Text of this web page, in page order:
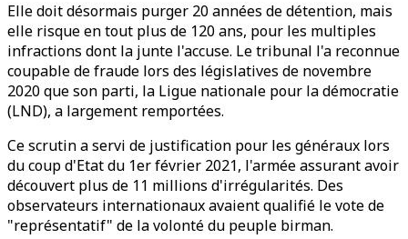
Elle doit désormais purger 20 années de détention, mais
elle risque en tout plus de 120 ans, pour les multiples
infractions dont la junte l'accuse. Le tribunal l'a reconnue
coupable de fraude lors des législatives de novembre
2020 que son parti, la Ligue nationale pour la démocratie
(LND), a largement remportées.
Ce scrutin a servi de justification pour les généraux lors
du coup d'Etat du 1er février 2021, l'armée assurant avoir
découvert plus de 11 millions d'irrégularités. Des
observateurs internationaux avaient qualifié le vote de
"représentatif" de la volonté du peuple birman.